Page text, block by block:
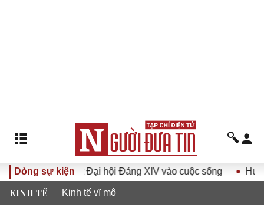
Dòng sự kiện
quyết Đại hội Đảng XIV vào cuộc sống Hướng tới
KINH TẾ Kinh tế vĩ mô